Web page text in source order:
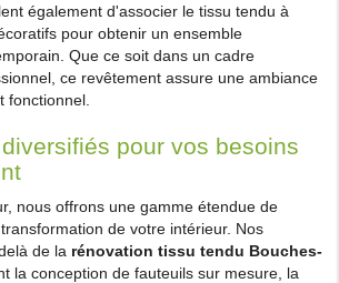
également d'associer le tissu tendu à
pour obtenir un ensemble
Que ce soit dans un cadre
ce revêtement assure une ambiance
fonctionnel.
pour vos besoins
nous offrons une gamme étendue de
de votre intérieur. Nos
de la rénovation tissu tendu Bouches-
la conception de fauteuils sur mesure, la